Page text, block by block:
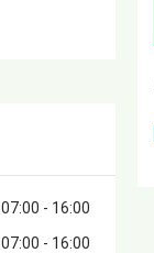
07:00
16:00
07:00
16:00